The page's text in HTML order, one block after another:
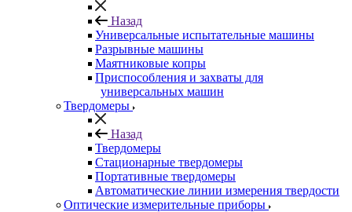
Назад
Универсальные испытательные машины
Разрывные машины
Маятниковые копры
Приспособления и захваты для
универсальных машин
Твердомеры
Назад
Твердомеры
Стационарные твердомеры
Портативные твердомеры
Автоматические линии измерения твердости
Оптические измерительные приборы